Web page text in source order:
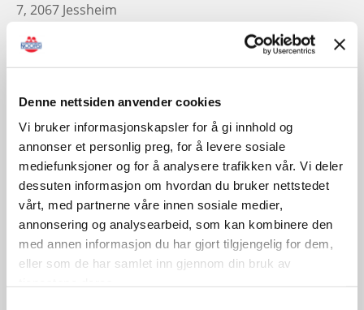
Denne nettsiden anvender cookies
Vi bruker informasjonskapsler for å gi innhold og
annonser et personlig preg, for å levere sosiale
mediefunksjoner og for å analysere trafikken vår. Vi deler
dessuten informasjon om hvordan du bruker nettstedet
vårt, med partnerne våre innen sosiale medier,
annonsering og analysearbeid, som kan kombinere den
med annen informasjon du har gjort tilgjengelig for dem,
eller som de har samlet inn gjennom din bruk av
7, 2067 Jessheim
Sertifisert opplæring/kontroll
November
09-10
November
11:30 - 17:00
Tungbilkonferansen 2026